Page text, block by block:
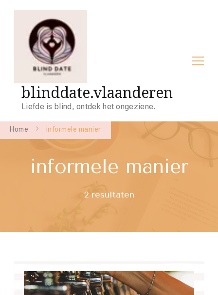
blinddate.vlaanderen
Liefde is blind, ontdek het ongeziene.
Home informele manier
informele manier
2 resultaten